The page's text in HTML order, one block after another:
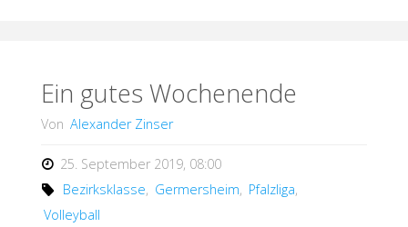
Bilanz
des
Volleyball-
Wochenendes "
Ein gutes Wochenende
Von Alexander Zinser
25. September 2019, 08:00
Bezirksklasse, Germersheim, Pfalzliga,
Volleyball